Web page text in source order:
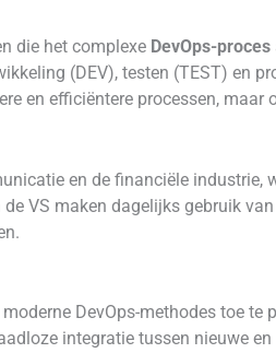
die het complexe DevOps-proces
(DEV), testen (TEST) en
en efficiëntere processen,
en de financiële industrie,
VS maken dagelijks gebruik
DevOps-methodes toe te
integratie tussen nieuwe